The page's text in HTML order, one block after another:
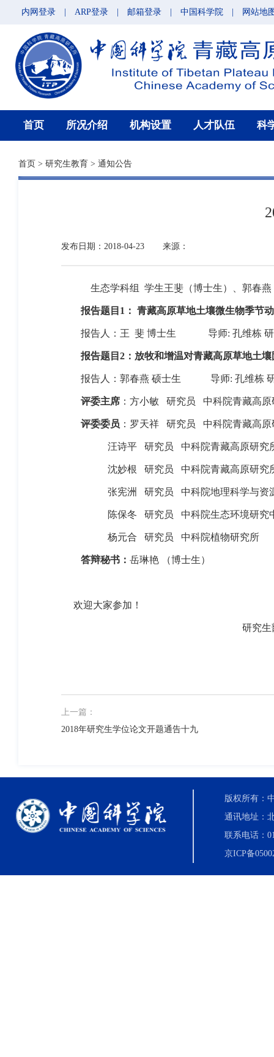
内网登录 ARP登录 邮箱登录 中国科学院 网站地
首页 所况介绍 机构设置 人才队伍 科
首页 > 研究生教育 > 通知公告
发布日期：2018-04-23 来源：
生态学科组 学生王斐（博士生）、郭春
报告题目 1 ： 青藏高原草地土壤微生物季节
报告人：王 斐 博士生 导师: 孔维栋
报告题目 2 ：放牧和增温对青藏高原草地土
报告人：郭春燕 硕士生 导师: 孔维栋
评委主席 ：方小敏 研究员 中科院青藏高原
评委委员 ：罗天祥 研究员 中科院青藏高原
汪诗平 研究员 中科院青藏高原研究
沈妙根 研究员 中科院青藏高原研究
张宪洲 研究员 中科院地理科学与资
陈保冬 研究员 中科院生态环境研究
杨元合 研究员 中科院植物研究所
答辩秘书： 岳琳艳 （博士生）
欢迎大家参加！
研究生
上一篇：
2018年研究生学位论文开题通告十九
版权所有：
通讯地址：
联系电话：
京ICP备